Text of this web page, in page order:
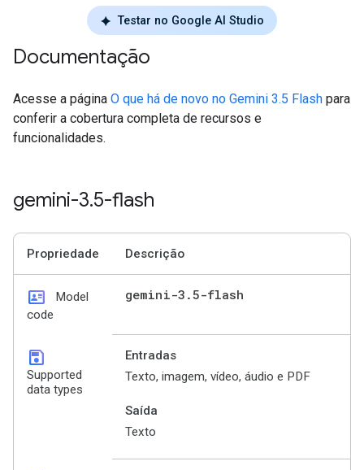
Testar no Google AI Studio
Documentação
Acesse a página O que há de novo no Gemini 3.5 Flash para
conferir a cobertura completa de recursos e
funcionalidades.
gemini-3.5-flash
Propriedade Descrição
id_card
Model
code
gemini-3 .5-flash
save
Supported
data types
Entradas
Texto, imagem, vídeo, áudio e PDF
Saída
Texto